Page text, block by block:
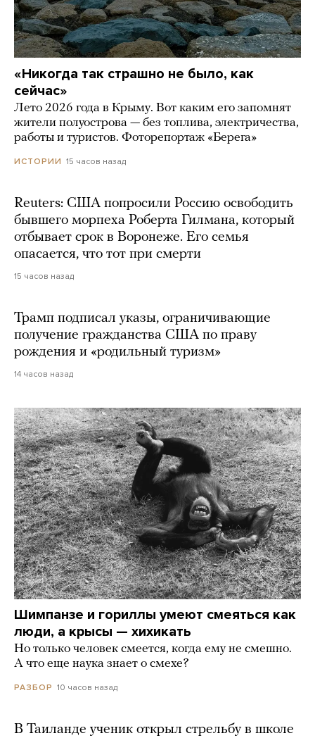
«Никогда так страшно не было, как
сейчас»
Лето 2026 года в Крыму. Вот каким его запомнят
жители полуострова — без топлива, электричества,
работы и туристов. Фоторепортаж «Берега»
ИСТОРИИ 15 часов назад
Reuters: США попросили Россию освободить
бывшего морпеха Роберта Гилмана, который
отбывает срок в Воронеже. Его семья
опасается, что тот при смерти
15 часов назад
Трамп подписал указы, ограничивающие
получение гражданства США по праву
рождения и «родильный туризм»
14 часов назад
Шимпанзе и гориллы умеют смеяться как
люди, а крысы — хихикать
Но только человек смеется, когда ему не смешно.
А что еще наука знает о смехе?
РАЗБОР 10 часов назад
В Таиланде ученик открыл стрельбу в школе